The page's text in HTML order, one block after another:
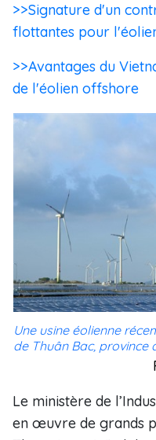
>>Signature d'un
flottantes pour
>>Avantages du
de l'éolien offshore
Une usine éolienne
de Thuân Bac, province
Le ministère de
en œuvre de grands